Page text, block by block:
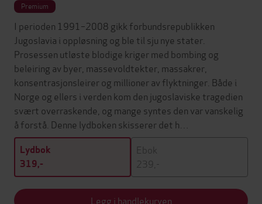
Premium
I perioden 1991–2008 gikk forbundsrepublikken
Jugoslavia i oppløsning og ble til sju nye stater.
Prosessen utløste blodige kriger med bombing og
beleiring av byer, massevoldtekter, massakrer,
konsentrasjonsleirer og millioner av flyktninger. Både i
Norge og ellers i verden kom den jugoslaviske tragedien
svært overraskende, og mange syntes den var vanskelig
å forstå. Denne lydboken skisserer det h…
Lydbok
319,-
Ebok
239,-
Legg i handlekurven